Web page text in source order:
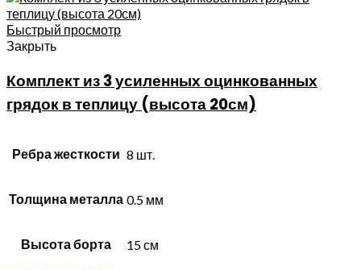
Быстрый просмотр
Закрыть
Комплект из 3 усиленных оцинкованных
грядок в теплицу (высота 20см)
Ребра жесткости 8 шт.
Толщина металла 0.5 мм
Высота борта 15 см